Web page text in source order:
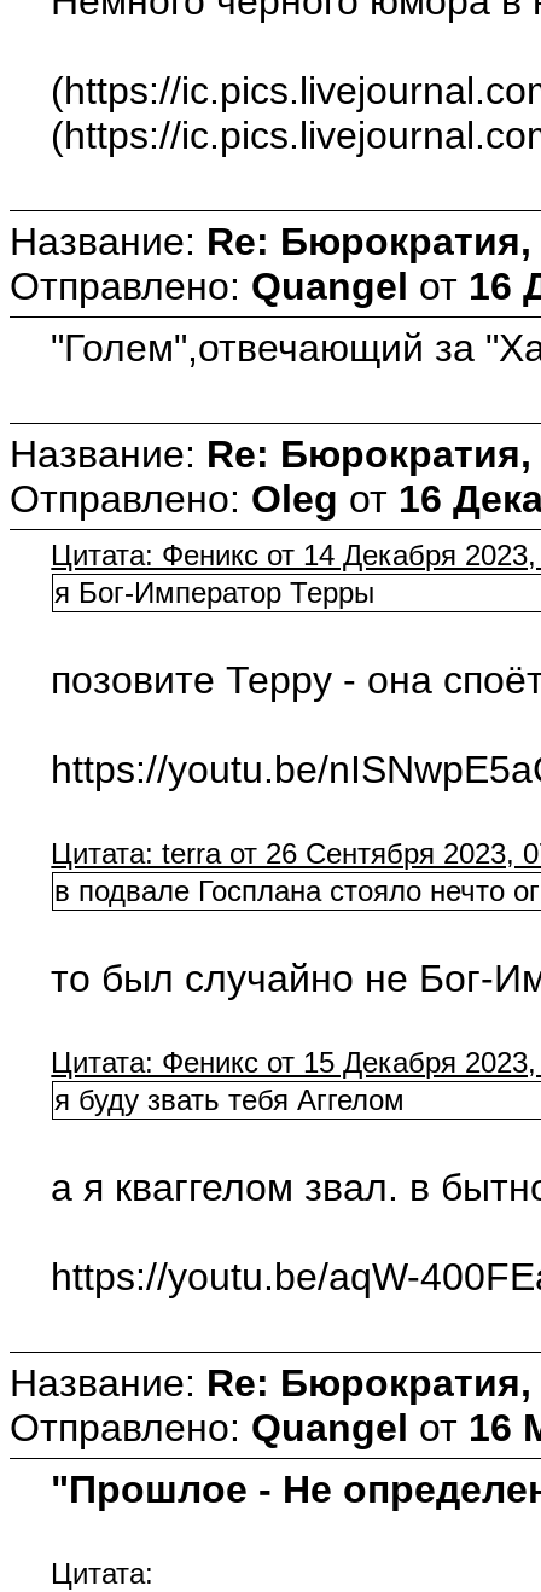
(https://
(https://
Название: Re: Бюрократия,
Отправлено: Quangel от 16
"Голем",отвечающий за
Название: Re: Бюрократия,
Отправлено: Oleg от 16
Цитата: Феникс от 14 Декабря
я Бог-Император Терры
позовите Терру - она
https://youtu.be/
Цитата: terra от 26 Сентября 2023,
в подвале Госплана стояло нечто
то был случайно не Бог-
Цитата: Феникс от 15 Декабря
я буду звать тебя Аггелом
а я кваггелом звал. в
https://youtu.be/aqW-
Название: Re: Бюрократия,
Отправлено: Quangel от 16
"Прошлое - Не
Цитата: